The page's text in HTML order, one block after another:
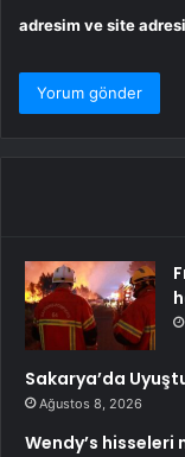
adresim ve site
Sakarya’da
Ağustos 8, 2026
Wendy’s hisseleri